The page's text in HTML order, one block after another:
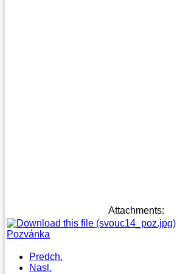
Attachments:
Pozvánka
Predch.
Nasl.